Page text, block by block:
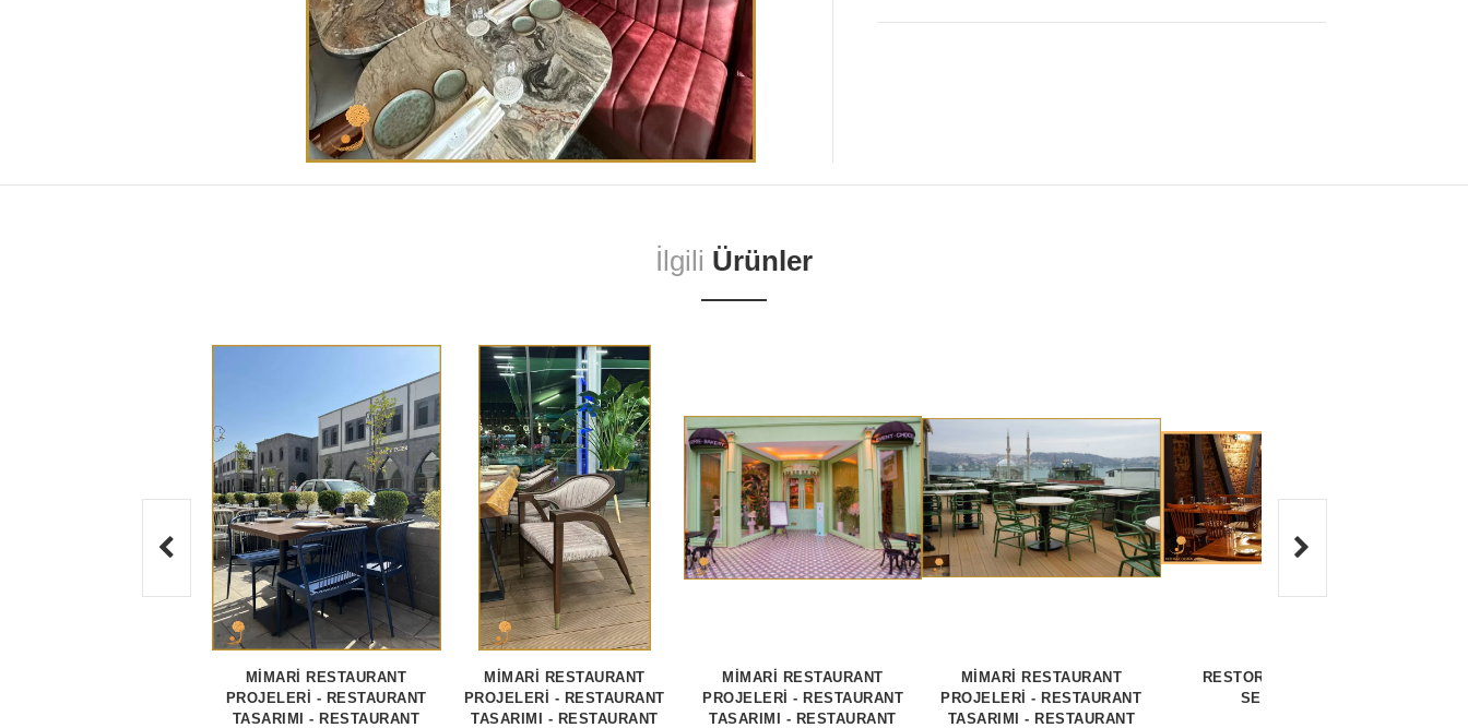
İlgili Ürünler
MİMARİ RESTAURANT
PROJELERİ - RESTAURANT
TASARIMI - RESTAURANT
MİMARİ RESTAURANT
PROJELERİ - RESTAURANT
TASARIMI - RESTAURANT
MİMARİ RESTAURANT
PROJELERİ - RESTAURANT
TASARIMI - RESTAURANT
MİMARİ RESTAURANT
PROJELERİ - RESTAURANT
TASARIMI - RESTAURANT
RESTORAN TASARIM
SEÇENEĞI